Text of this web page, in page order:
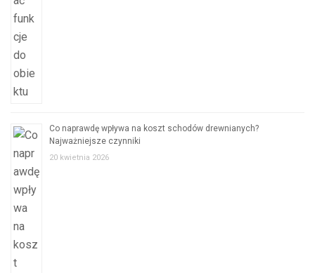
Co naprawdę wpływa na koszt schodów drewnianych?
Najważniejsze czynniki
20 kwietnia 2026